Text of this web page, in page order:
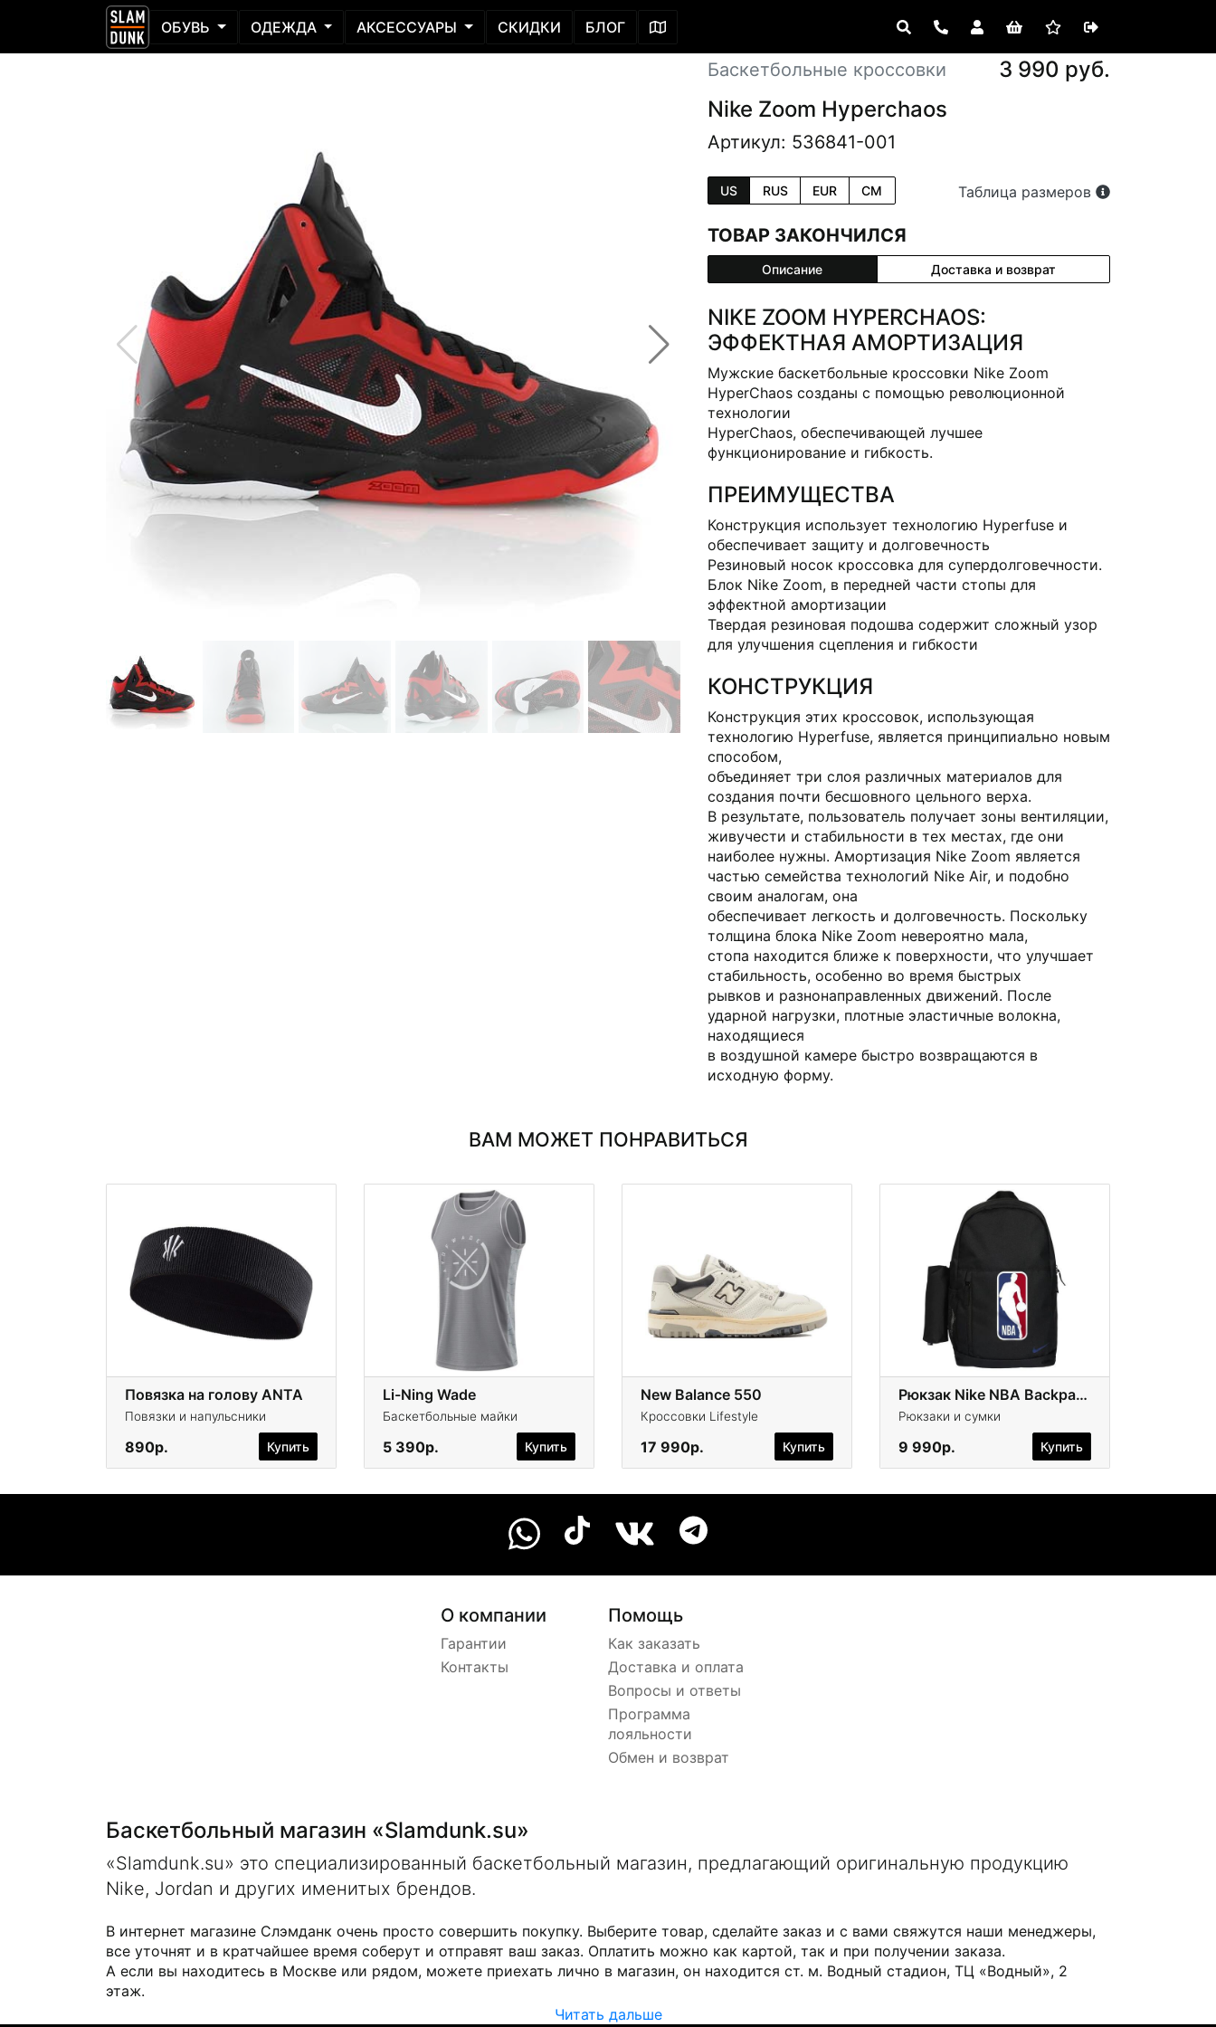
ОБУВЬ ОДЕЖДА АКСЕССУАРЫ СКИДКИ БЛОГ
Баскетбольные кроссовки
3 990 руб.
Nike Zoom Hyperchaos
Артикул: 536841-001
US RUS EUR CM Таблица размеров
ТОВАР ЗАКОНЧИЛСЯ
Описание Доставка и возврат
NIKE ZOOM HYPERCHAOS:
ЭФФЕКТНАЯ АМОРТИЗАЦИЯ
Мужские баскетбольные кроссовки Nike Zoom
HyperChaos созданы с помощью революционной
технологии
HyperChaos, обеспечивающей лучшее
функционирование и гибкость.
ПРЕИМУЩЕСТВА
Конструкция использует технологию Hyperfuse и
обеспечивает защиту и долговечность
Резиновый носок кроссовка для супердолговечности.
Блок Nike Zoom, в передней части стопы для
эффектной амортизации
Твердая резиновая подошва содержит сложный узор
для улучшения сцепления и гибкости
КОНСТРУКЦИЯ
Конструкция этих кроссовок, использующая
технологию Hyperfuse, является принципиально новым
способом,
объединяет три слоя различных материалов для
создания почти бесшовного цельного верха.
В результате, пользователь получает зоны вентиляции,
живучести и стабильности в тех местах, где они
наиболее нужны. Амортизация Nike Zoom является
частью семейства технологий Nike Air, и подобно
своим аналогам, она
обеспечивает легкость и долговечность. Поскольку
толщина блока Nike Zoom невероятно мала,
стопа находится ближе к поверхности, что улучшает
стабильность, особенно во время быстрых
рывков и разнонаправленных движений. После
ударной нагрузки, плотные эластичные волокна,
находящиеся
в воздушной камере быстро возвращаются в
исходную форму.
ВАМ МОЖЕТ ПОНРАВИТЬСЯ
Повязка на голову ANTA
Повязки и напульсники
890р. Купить
Li-Ning Wade
Баскетбольные майки
5 390р. Купить
New Balance 550
Кроссовки Lifestyle
17 990р. Купить
Рюкзак Nike NBA Backpack
Рюкзаки и сумки
9 990р. Купить
О компании
Гарантии
Контакты
Помощь
Как заказать
Доставка и оплата
Вопросы и ответы
Программа
лояльности
Обмен и возврат
Баскетбольный магазин «Slamdunk.su»
«Slamdunk.su» это специализированный баскетбольный магазин, предлагающий оригинальную продукцию
Nike, Jordan и других именитых брендов.
В интернет магазине Слэмданк очень просто совершить покупку. Выберите товар, сделайте заказ и с вами свяжутся наши менеджеры,
все уточнят и в кратчайшее время соберут и отправят ваш заказ. Оплатить можно как картой, так и при получении заказа.
А если вы находитесь в Москве или рядом, можете приехать лично в магазин, он находится ст. м. Водный стадион, ТЦ «Водный», 2
этаж.
Читать дальше